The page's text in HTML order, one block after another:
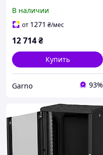
В наличии
от 1271 ₴/мес
12 714₴
Купить
Garno 93%